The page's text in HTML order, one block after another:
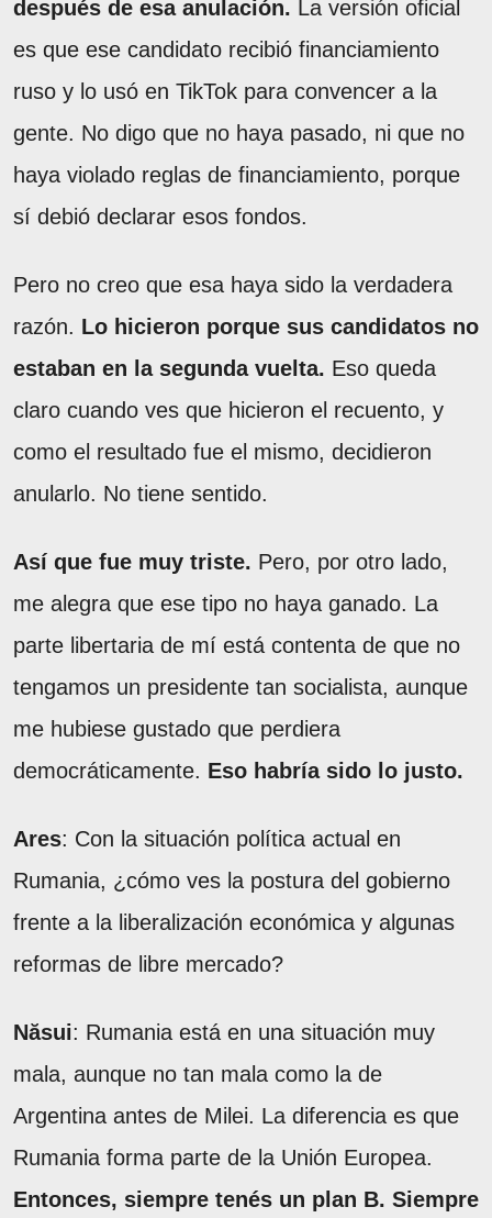
después de esa anulación. La versión oficial
es que ese candidato recibió financiamiento
ruso y lo usó en TikTok para convencer a la
gente. No digo que no haya pasado, ni que no
haya violado reglas de financiamiento, porque
sí debió declarar esos fondos.
Pero no creo que esa haya sido la verdadera
razón. Lo hicieron porque sus candidatos no
estaban en la segunda vuelta. Eso queda
claro cuando ves que hicieron el recuento, y
como el resultado fue el mismo, decidieron
anularlo. No tiene sentido.
Así que fue muy triste. Pero, por otro lado,
me alegra que ese tipo no haya ganado. La
parte libertaria de mí está contenta de que no
tengamos un presidente tan socialista, aunque
me hubiese gustado que perdiera
democráticamente. Eso habría sido lo justo.
Ares: Con la situación política actual en
Rumania, ¿cómo ves la postura del gobierno
frente a la liberalización económica y algunas
reformas de libre mercado?
Năsui: Rumania está en una situación muy
mala, aunque no tan mala como la de
Argentina antes de Milei. La diferencia es que
Rumania forma parte de la Unión Europea.
Entonces, siempre tenés un plan B. Siempre